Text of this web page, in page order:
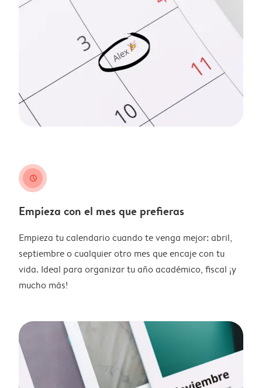
clock
Empieza con el mes que prefieras
Empieza tu calendario cuando te venga mejor: abril,
septiembre o cualquier otro mes que encaje con tu
vida. Ideal para organizar tu año académico, fiscal ¡y
mucho más!